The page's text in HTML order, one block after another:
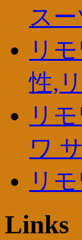
ス
リ
性,
リ
ワ
リ
Links